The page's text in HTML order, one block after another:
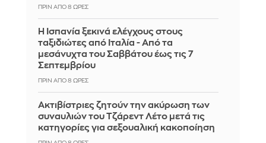
ΠΡΙΝ ΑΠΌ 8 ΏΡΕΣ
Η Ισπανία ξεκινά ελέγχους στους
ταξιδιώτες από Ιταλία - Από τα
μεσάνυχτα του Σαββάτου έως τις 7
Σεπτεμβρίου
ΠΡΙΝ ΑΠΌ 8 ΏΡΕΣ
Ακτιβίστριες ζητούν την ακύρωση των
συναυλιών του Τζάρεντ Λέτο μετά τις
κατηγορίες για σεξουαλική κακοποίηση